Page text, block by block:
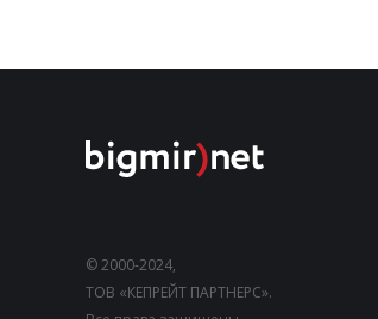
© 2000-2024,
ТОВ «КЕПРЕЙТ ПАРТНЕРС».